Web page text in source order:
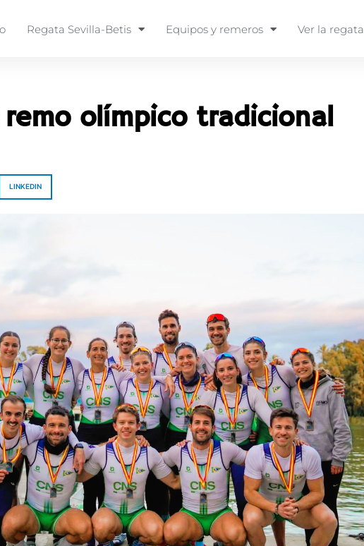
Regata Sevilla-Betis Equipos y remeros Ver la regata
olímpico tradicional
LINKEDIN